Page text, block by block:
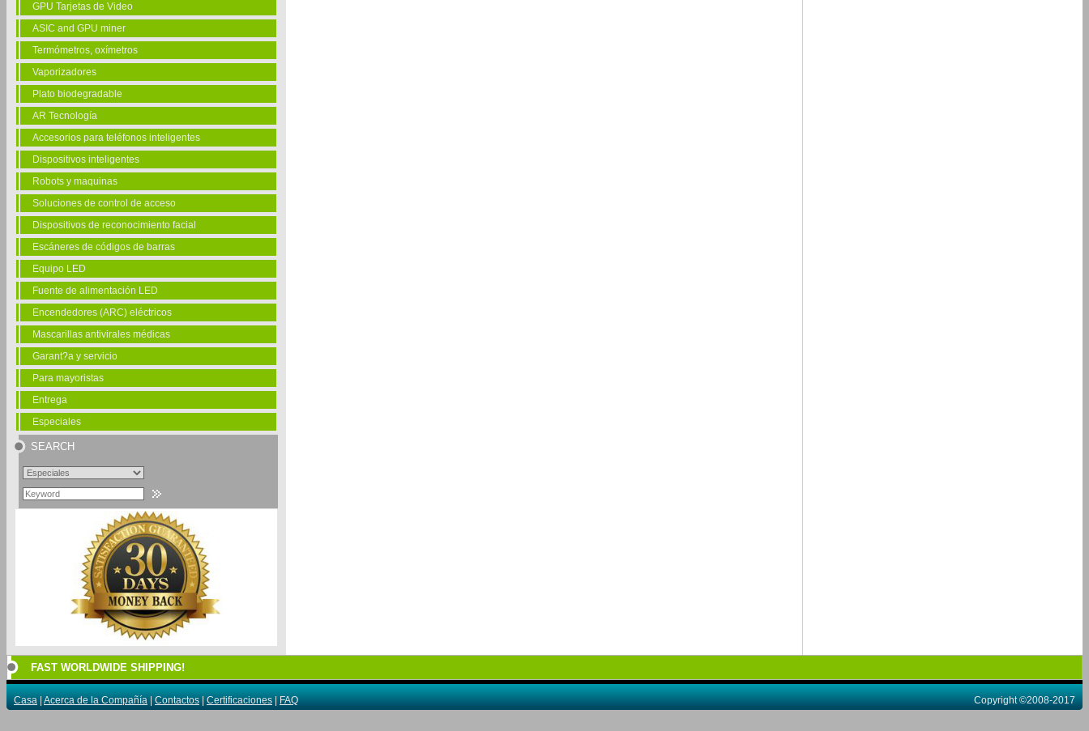
GPU Tarjetas de Video
ASIC and GPU miner
Termómetros, oxímetros
Vaporizadores
Plato biodegradable
AR Tecnología
Accesorios para teléfonos inteligentes
Dispositivos inteligentes
Robots y maquinas
Soluciones de control de acceso
Dispositivos de reconocimiento facial
Escáneres de códigos de barras
Equipo LED
Fuente de alimentación LED
Encendedores (ARC) eléctricos
Mascarillas antivirales médicas
Garant?a y servicio
Para mayoristas
Entrega
Especiales
SEARCH
FAST WORLDWIDE SHIPPING!
Casa|Acerca de la Compañía|Contactos|Certificaciones|FAQ Copyright ©2008-2017